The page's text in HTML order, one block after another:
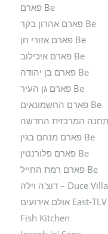
Be פארם
Be פארם אהרון בקר
Be פארם אזורי חן
Be פארם איכילוב
Be פארם בן יהודה
Be פארם גן העיר
Be פארם החשמונאים
Be פארם מנחם בגין
Be פארם פלורנטין
Be פארם רמת החייל
Duce Villa – דוצ'ה וילה
East-TLV אולם אירועים
Fish Kitchen